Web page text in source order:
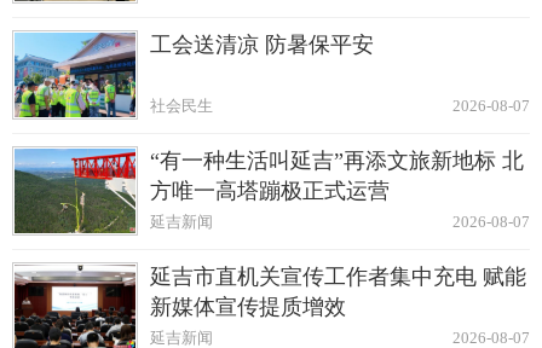
工会送清凉 防暑保平安
2026-08-07
社会民生
“有一种生活叫延吉”再添文旅新地标 北
方唯一高塔蹦极正式运营
2026-08-07
延吉新闻
延吉市直机关宣传工作者集中充电 赋能
新媒体宣传提质增效
2026-08-07
延吉新闻